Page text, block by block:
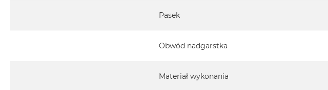
Pasek
Obwód nadgarstka
Materiał wykonania